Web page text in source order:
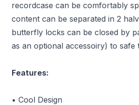
recordcase can be comfortably
content can be separated in 2
butterfly locks can be closed by
as an optional accessoiry) to safe
Features:
• Cool Design